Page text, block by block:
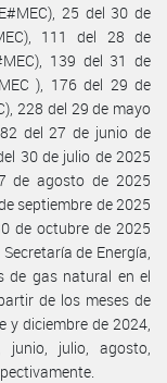
25 del 30 de
111 del 28 de
139 del 31 de
), 176 del 29 de
228 del 29 de mayo
del 27 de junio de
30 de julio de 2025
de agosto de 2025
septiembre de 2025
de octubre de 2025
de Energía,
de gas natural en el
de los meses de
y diciembre de 2024,
julio, agosto,